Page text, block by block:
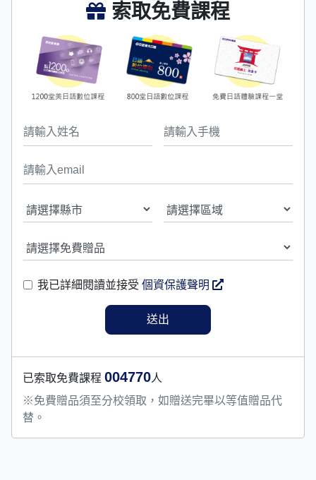
索取免費課程
我已詳細閱讀並接受 個資保護聲明
已索取免費課程 004770人
※免費贈品須至分校領取，如贈送完畢以等值贈品代
替。